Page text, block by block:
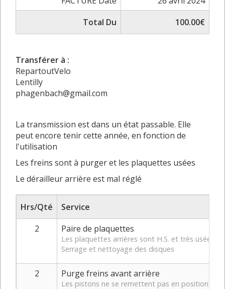
Total Du
100.00€
Transférer à :
RepartoutVelo
Lentilly
phagenbach@gmail.com
La transmission est dans un état passable. Elle
peut encore tenir cette année, en fonction de
l'utilisation
Les freins sont à purger et les plaquettes usées
Le dérailleur arrière est mal réglé
Hrs/Qté
Service
2
Paire de plaquettes
Les plaquettes arrières sont H.S. et très usées à
Serrage et nettoyage des disques
2 Purge freins avant arrière
Les pistons ne se remettent pas en position